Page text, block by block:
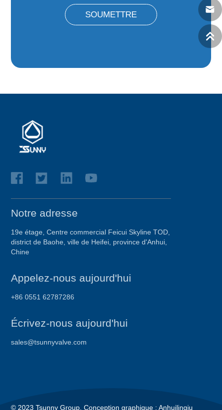
SOUMETTRE
Notre adresse
19e étage, Centre commercial Feicui Skyline TOD,
district de Baohe, ville de Heifei, province d'Anhui,
Chine
Appelez-nous aujourd'hui
+86 0551 62787286
Écrivez-nous aujourd'hui
sales@tsunnyvalve.com
© 2023 Tsunny Group. Conception graphique : Anhuilingju